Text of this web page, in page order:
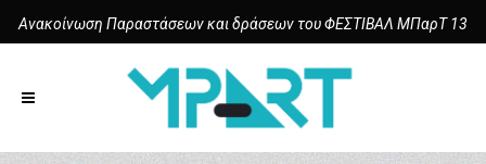
Ανακοίνωση Παραστάσεων και δράσεων του ΦΕΣΤΙΒΑΛ ΜΠαρΤ 13